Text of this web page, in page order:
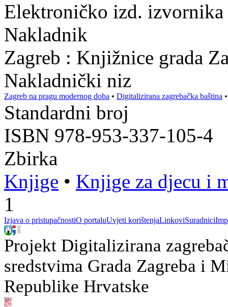
Elektroničko izd.
Nakladnik
Zagreb : Knjižnice grada
Nakladnički niz
Zagreb na pragu modernog doba • Digitalizirana zagrebačka baština
Standardni broj
ISBN 978-953-337-105-4
Zbirka
Knjige • Knjige za djecu i
1
Izjava o pristupačnostiO portaluUvjeti korištenjaLinkoviSuradnici
Projekt Digitalizirana
sredstvima Grada Zagreba i
Republike Hrvatske